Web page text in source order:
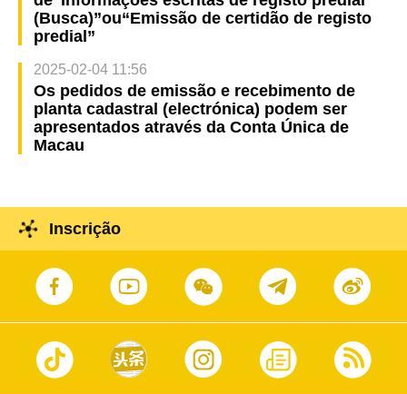
(Busca)”ou“Emissão de certidão de registo
predial”
2025-02-04 11:56
Os pedidos de emissão e recebimento de
planta cadastral (electrónica) podem ser
apresentados através da Conta Única de
Macau
Inscrição